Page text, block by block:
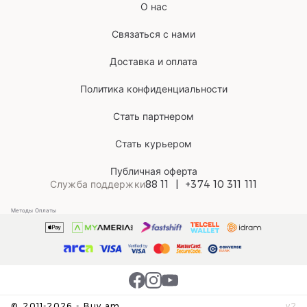
О нас
Связаться с нами
Доставка и оплата
Политика конфиденциальности
Стать партнером
Стать курьером
Публичная оферта
Служба поддержки88 11 +374 10 311 111
Методы Оплаты